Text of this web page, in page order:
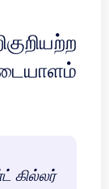
கில்லர்